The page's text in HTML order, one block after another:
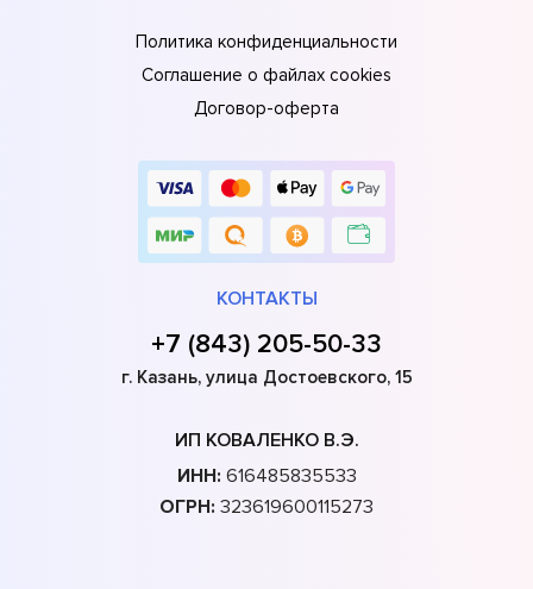
Политика конфиденциальности
Соглашение о файлах cookies
Договор-оферта
КОНТАКТЫ
+7 (843) 205-50-33
г. Казань, улица Достоевского, 15
ИП КОВАЛЕНКО В.Э.
ИНН: 616485835533
ОГРН: 323619600115273